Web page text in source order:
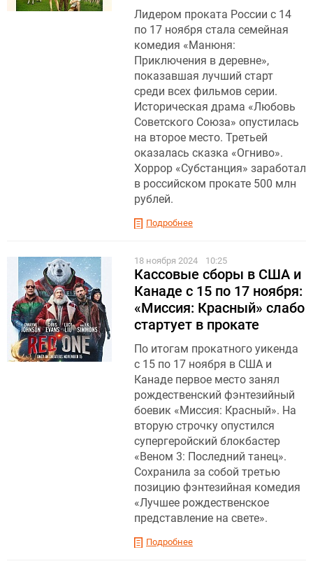
Лидером проката России с 14
по 17 ноября стала семейная
комедия «Манюня:
Приключения в деревне»,
показавшая лучший старт
среди всех фильмов серии.
Историческая драма «Любовь
Советского Союза» опустилась
на второе место. Третьей
оказалась сказка «Огниво».
Хоррор «Субстанция» заработал
в российском прокате 500 млн
рублей.
Подробнее
18 ноября 2024 10:25
Кассовые сборы в США и
Канаде с 15 по 17 ноября:
«Миссия: Красный» слабо
стартует в прокате
По итогам прокатного уикенда
с 15 по 17 ноября в США и
Канаде первое место занял
рождественский фэнтезийный
боевик «Миссия: Красный». На
вторую строчку опустился
супергеройский блокбастер
«Веном 3: Последний танец».
Сохранила за собой третью
позицию фэнтезийная комедия
«Лучшее рождественское
представление на свете».
Подробнее